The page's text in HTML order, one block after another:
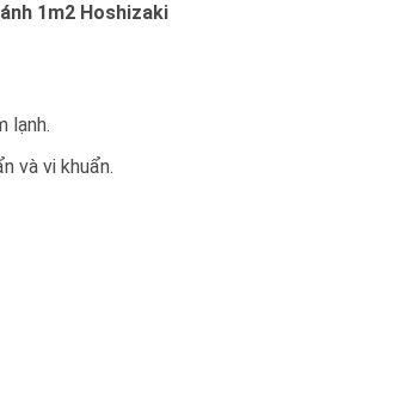
1m2 Hoshizaki
lạnh.
và vi khuẩn.